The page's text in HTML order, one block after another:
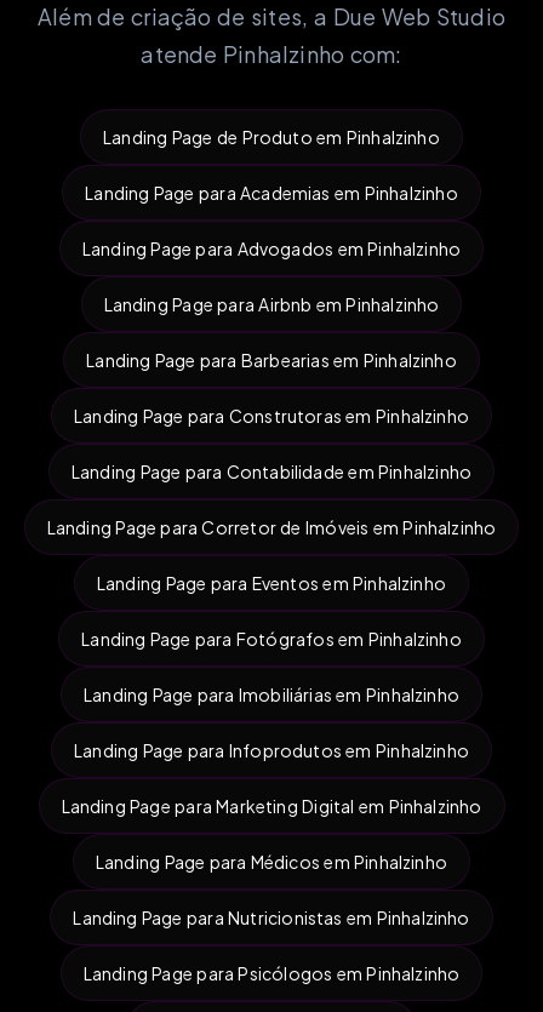
Além de criação de sites, a Due Web Studio
atende Pinhalzinho com:
Landing Page de Produto em Pinhalzinho
Landing Page para Academias em Pinhalzinho
Landing Page para Advogados em Pinhalzinho
Landing Page para Airbnb em Pinhalzinho
Landing Page para Barbearias em Pinhalzinho
Landing Page para Construtoras em Pinhalzinho
Landing Page para Contabilidade em Pinhalzinho
Landing Page para Corretor de Imóveis em Pinhalzinho
Landing Page para Eventos em Pinhalzinho
Landing Page para Fotógrafos em Pinhalzinho
Landing Page para Imobiliárias em Pinhalzinho
Landing Page para Infoprodutos em Pinhalzinho
Landing Page para Marketing Digital em Pinhalzinho
Landing Page para Médicos em Pinhalzinho
Landing Page para Nutricionistas em Pinhalzinho
Landing Page para Psicólogos em Pinhalzinho